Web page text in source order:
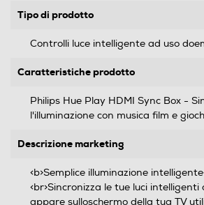
Tipo di prodotto
Controlli luce intelligente ad uso
Caratteristiche prodotto
Philips Hue Play HDMI Sync Box -
l'illuminazione con musica film e
Descrizione marketing
<b>Semplice illuminazione
<br>Sincronizza le tue luci
appare sulloschermo della tua TV